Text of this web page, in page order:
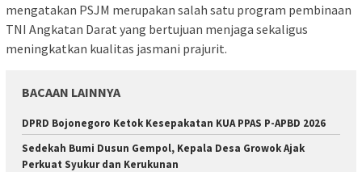
mengatakan PSJM merupakan salah satu program pembinaan
TNI Angkatan Darat yang bertujuan menjaga sekaligus
meningkatkan kualitas jasmani prajurit.
BACAAN LAINNYA
DPRD Bojonegoro Ketok Kesepakatan KUA PPAS P-APBD 2026
Sedekah Bumi Dusun Gempol, Kepala Desa Growok Ajak
Perkuat Syukur dan Kerukunan